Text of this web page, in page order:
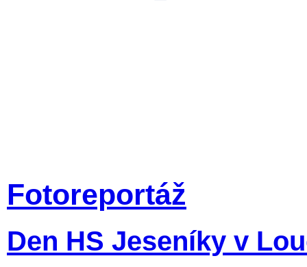
Fotoreportáž
Den HS Jeseníky v